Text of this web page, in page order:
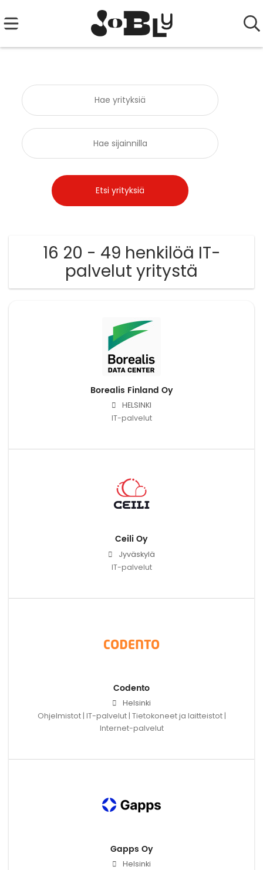
16 20 - 49 henkilöä IT-
palvelut yritystä
Borealis Finland Oy
HELSINKI
IT-palvelut
Ceili Oy
Jyväskylä
IT-palvelut
Codento
Helsinki
Ohjelmistot | IT-palvelut | Tietokoneet ja laitteistot |
Internet-palvelut
Gapps Oy
Helsinki